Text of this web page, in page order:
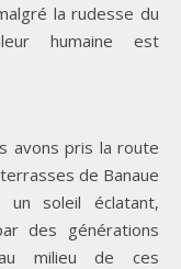
la rudesse du
humaine est
avons pris la route
de Banaue
soleil éclatant,
des générations
au milieu de ces